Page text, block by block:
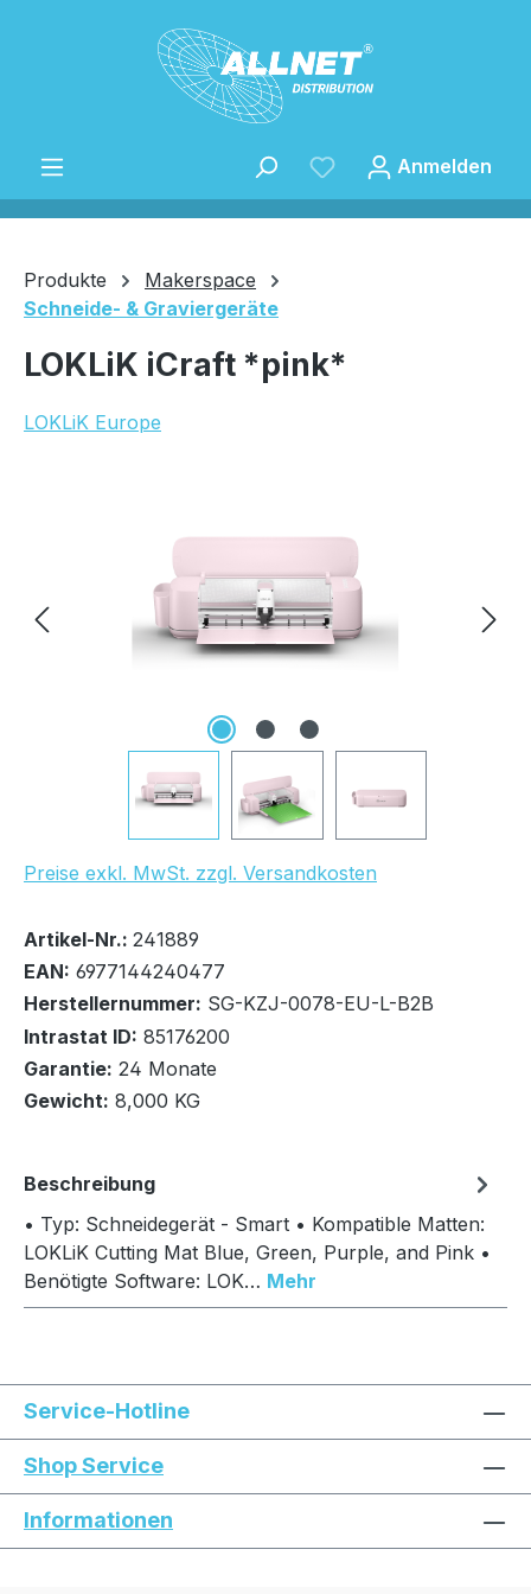
Zum Hauptinhalt springen
Speichern
Anmelden
Produkte
Makerspace
Schneide- & Graviergeräte
LOKLiK iCraft *pink*
LOKLiK Europe
Preise exkl. MwSt. zzgl. Versandkosten
Bestand:2x
Sofort verfügbar, Lieferzeit: 1-2 Tage
In den Warenkorb
Artikel-Nr.: 241889
EAN: 6977144240477
Herstellernummer: SG-KZJ-0078-EU-L-B2B
Intrastat ID: 85176200
Garantie: 24 Monate
Gewicht: 8,000 KG
Beschreibung
• Typ: Schneidegerät - Smart • Kompatible Matten:
LOKLiK Cutting Mat Blue, Green, Purple, and Pink •
Benötigte Software: LOK… Mehr
Service-Hotline
Shop Service
Informationen